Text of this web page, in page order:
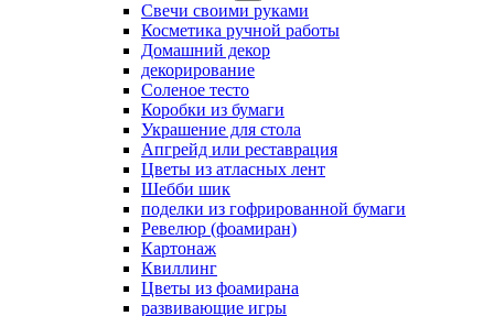
Свечи своими руками
Косметика ручной работы
Домашний декор
декорирование
Соленое тесто
Коробки из бумаги
Украшение для стола
Апгрейд или реставрация
Цветы из атласных лент
Шебби шик
поделки из гофрированной бумаги
Ревелюр (фоамиран)
Картонаж
Квиллинг
Цветы из фоамирана
развивающие игры